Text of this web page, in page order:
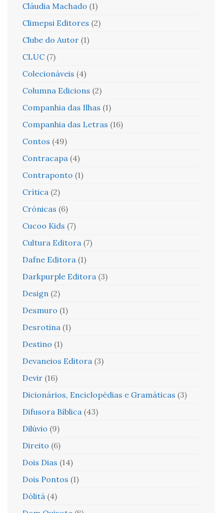
Cláudia Machado (1)
Climepsi Editores (2)
Clube do Autor (1)
CLUC (7)
Colecionáveis (4)
Columna Edicions (2)
Companhia das Ilhas (1)
Companhia das Letras (16)
Contos (49)
Contracapa (4)
Contraponto (1)
Crítica (2)
Crónicas (6)
Cucoo Kids (7)
Cultura Editora (7)
Dafne Editora (1)
Darkpurple Editora (3)
Design (2)
Desmuro (1)
Desrotina (1)
Destino (1)
Devaneios Editora (3)
Devir (16)
Dicionários, Enciclopédias e Gramáticas (3)
Difusora Bíblica (43)
Dilúvio (9)
Direito (6)
Dois Dias (14)
Dois Pontos (1)
Dólitá (4)